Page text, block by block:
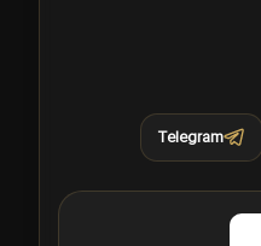
Telegram